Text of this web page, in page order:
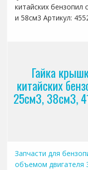
китайских
и 58см3 Артикул:
Гайка
китайских
25см3, 38см3,
Запчасти для
объемом двигателя